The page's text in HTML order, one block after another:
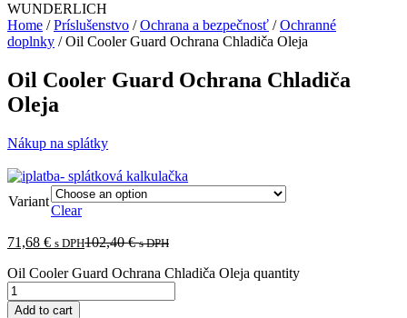
WUNDERLICH
Home /Príslušenstvo /Ochrana a bezpečnosť /Ochranné
doplnky / Oil Cooler Guard Ochrana Chladiča Oleja
Oil Cooler Guard Ochrana Chladiča
Oleja
Nákup na splátky
Variant
Clear
71,68 € s DPH102,40€ s DPH
Oil Cooler Guard Ochrana Chladiča Oleja quantity
Add to cart